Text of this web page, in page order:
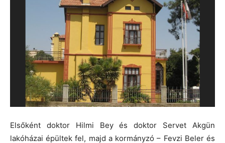
Elsőként doktor Hilmi Bey és doktor Servet Akgün
lakóházai épültek fel, majd a kormányzó – Fevzi Beler és